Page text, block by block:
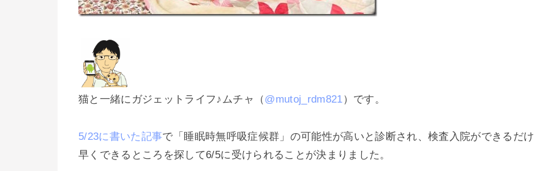
猫と一緒にガジェットライフ♪ムチャ（@mutoj_rdm821）です。
5/23に書いた記事で「睡眠時無呼吸症候群」の可能性が高いと診断され、検査入院ができるだけ
早くできるところを探して6/5に受けられることが決まりました。